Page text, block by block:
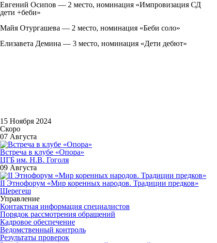
Евгений Осипов — 2 место, номинация «Импровизация СД
дети +беби»
Майя Отургашева — 2 место, номинация «Беби соло»
Елизавета Демина — 3 место, номинация «Дети дебют»
15 Ноября 2024
Скоро
07 Августа
Встреча в клубе «Опора»
ЦГБ им. Н.В. Гоголя
09 Августа
II Этнофорум «Мир коренных народов. Традиции предков»
Шерегеш
Управление
Контактная информация специалистов
Порядок рассмотрения обращений
Кадровое обеспечение
Ведомственный контроль
Результаты проверок